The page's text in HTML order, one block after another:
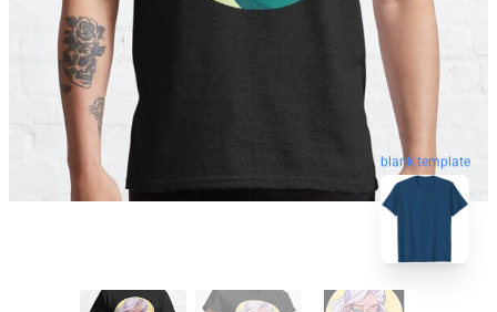
blank template